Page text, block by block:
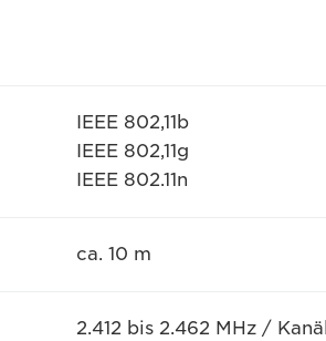
IEEE 802,11b
IEEE 802,11g
IEEE 802.11n
ca. 10 m
2.412 bis 2.462 MHz /